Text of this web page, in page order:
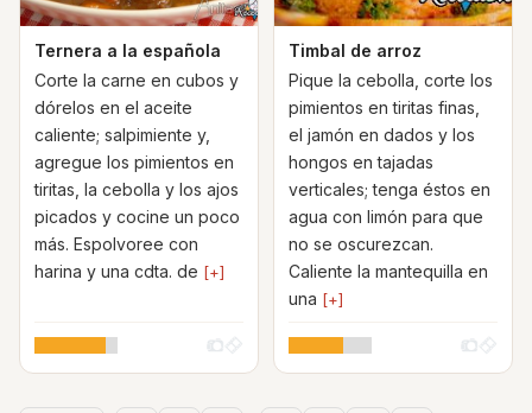
Ternera a la española
Corte la carne en cubos y
dórelos en el aceite
caliente; salpimiente y,
agregue los pimientos en
tiritas, la cebolla y los ajos
picados y cocine un poco
más. Espolvoree con
harina y una cdta. de [+]
Timbal de arroz
Pique la cebolla, corte los
pimientos en tiritas finas,
el jamón en dados y los
hongos en tajadas
verticales; tenga éstos en
agua con limón para que
no se oscurezcan.
Caliente la mantequilla en
una [+]